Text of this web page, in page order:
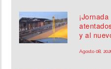
y al
Agosto 08,